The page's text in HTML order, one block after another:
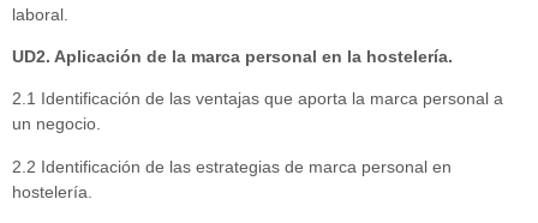
laboral.
UD2. Aplicación de la marca personal en la hostelería.
2.1 Identificación de las ventajas que aporta la marca personal a
un negocio.
2.2 Identificación de las estrategias de marca personal en
hostelería.